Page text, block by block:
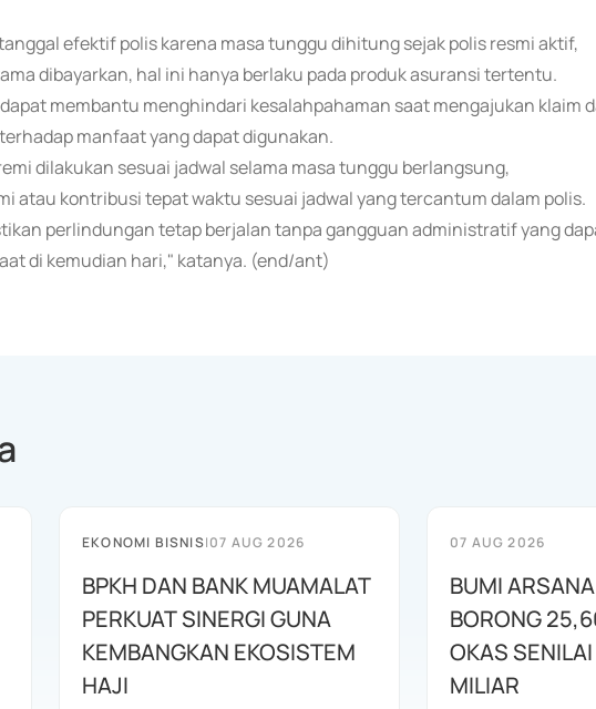
efektif polis karena masa tunggu dihitung sejak polis resmi aktif,
dibayarkan, hal ini hanya berlaku pada produk asuransi tertentu.
membantu menghindari kesalahpahaman saat mengajukan klaim
manfaat yang dapat digunakan.
dilakukan sesuai jadwal selama masa tunggu berlangsung,
atau kontribusi tepat waktu sesuai jadwal yang tercantum dalam polis.
perlindungan tetap berjalan tanpa gangguan administratif yang
di kemudian hari," katanya. (end/ant)
EKONOMI BISNIS|07 AUG 2026
BPKH DAN BANK MUAMALAT
PERKUAT SINERGI GUNA
KEMBANGKAN EKOSISTEM
HAJI
07 AUG 2026
BUMI
BORONG
OKAS
MILIAR